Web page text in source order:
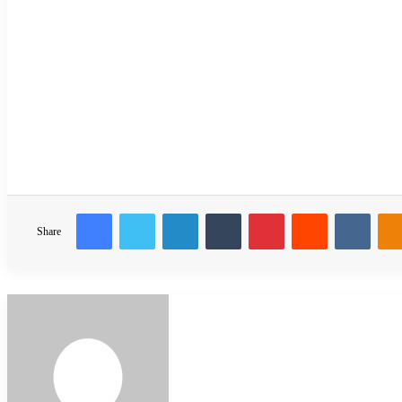
Share
FacebookTwitter LinkedInTumblrPinterestReddit